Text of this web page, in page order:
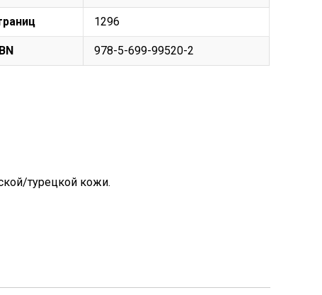
1296
978-5-699-99520-2
турецкой кожи.